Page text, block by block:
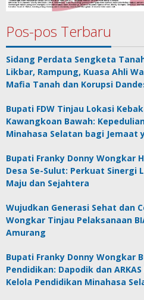
Pos-pos Terbaru
Sidang Perdata Sengketa
Likbar, Rampung, Kuasa Ahli
Mafia Tanah dan Korupsi
Bupati FDW Tinjau Lokasi
Kawangkoan Bawah:
Minahasa Selatan bagi Jemaat
Bupati Franky Donny Wongkar
Desa Se-Sulut: Perkuat Sinergi
Maju dan Sejahtera
Wujudkan Generasi Sehat dan
Wongkar Tinjau Pelaksanaan
Amurang
Bupati Franky Donny Wongkar
Pendidikan: Dapodik dan
Kelola Pendidikan Minahasa